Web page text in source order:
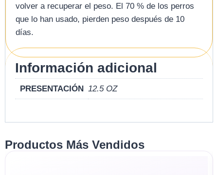
volver a recuperar el peso. El 70 % de los perros
que lo han usado, pierden peso después de 10
días.
Información adicional
PRESENTACIÓN 12.5 OZ
Productos Más Vendidos